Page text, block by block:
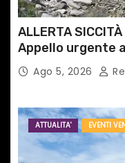
l
i
ALLERTA
Appello urgente
Ago 5, 2026
ATTUALITA' EVENTI